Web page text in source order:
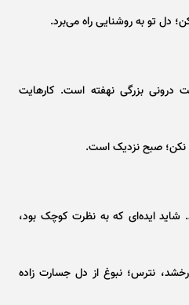
دل تو به روشنایی راه می‌برد.
بزرگی نهفته است. کارهایت
نکن؛ صبح نزدیک است.
شاید ایده‌ای که به نظرت کوچک بود،
نترس؛ نبوغ از دل جسارت زاده